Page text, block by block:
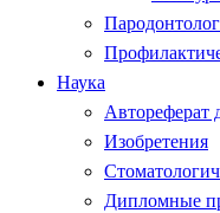
Наука
Автореферат
Изобретения
Дипломные